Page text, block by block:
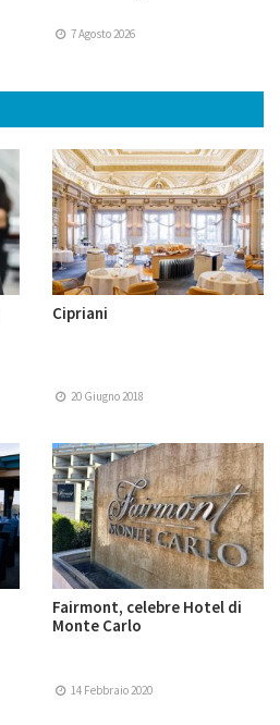
7 Agosto 2026
Cipriani
20 Giugno 2018
Fairmont, celebre Hotel di
Monte Carlo
14 Febbraio 2020